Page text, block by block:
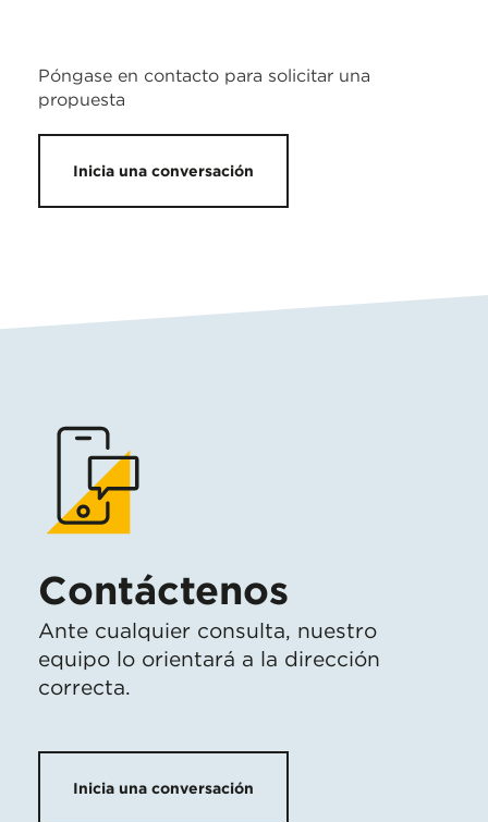
Póngase en contacto para solicitar una
propuesta
Inicia una conversación
Contáctenos
Ante cualquier consulta, nuestro
equipo lo orientará a la dirección
correcta.
Inicia una conversación